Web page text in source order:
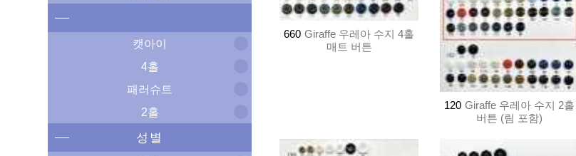
캣아이
4홀
패러슈트
2홀
성별
660 Giraffe 우레아 수지 4홀
매트 버튼
120 Giraffe 우레아 수지 2홀
버튼 (림 포함)